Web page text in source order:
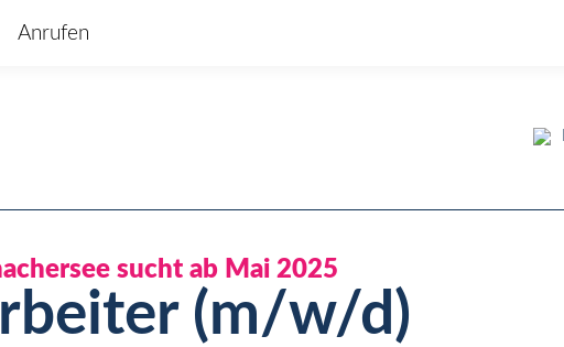
Anrufen
sucht ab Mai 2025
(m/w/d)